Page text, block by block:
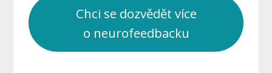
Chci se dozvědět více
o neurofeedbacku